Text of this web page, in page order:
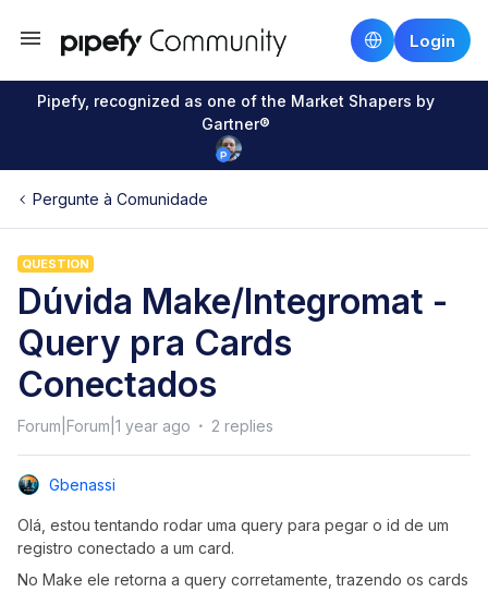
Login
Pipefy, recognized as one of the Market Shapers by
Gartner®
Pergunte à Comunidade
QUESTION
Dúvida Make/Integromat -
Query pra Cards
Conectados
Forum|Forum|1 year ago 2 replies
Gbenassi
Olá, estou tentando rodar uma query para pegar o id de um
registro conectado a um card.
No Make ele retorna a query corretamente, trazendo os cards